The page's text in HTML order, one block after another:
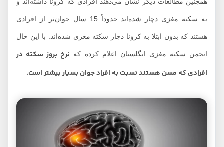
به سکته مغزی دچار شده‌اند حدوداً 15 سال جوان‌تر از افرادی
هستند که بدون ابتلا به کرونا دچار سکته مغزی شده‌اند. با این حال
انجمن سکته مغزی انگلستان اعلام کرده که نرخ بروز سکته در
افرادی که مسن هستند نسبت به افراد جوان بسیار بیشتر است.